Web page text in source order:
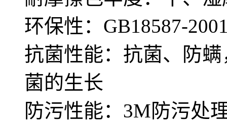
环保性：GB18587-
抗菌性能：抗菌、防
菌的生长
防污性能：3M防污处